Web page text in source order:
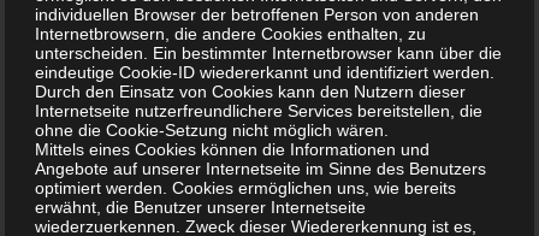
Oxidationsreiniger
alternativ für große Flächen (ohne flüchtige Alkohole):
Peressigsäure 0.8BasicKonzentrat
individuellen Browser der betroffenen Person von anderen
Internetbrowsern, die andere Cookies enthalten, zu
unterscheiden. Ein bestimmter Internetbrowser kann über die
eindeutige Cookie-ID wiedererkannt und identifiziert werden.
Durch den Einsatz von Cookies kann den Nutzern dieser
Internetseite nutzerfreundlichere Services bereitstellen, die
ohne die Cookie-Setzung nicht möglich wären.
Mittels eines Cookies können die Informationen und
Angebote auf unserer Internetseite im Sinne des Benutzers
optimiert werden. Cookies ermöglichen uns, wie bereits
erwähnt, die Benutzer unserer Internetseite
wiederzuerkennen. Zweck dieser Wiedererkennung ist es,